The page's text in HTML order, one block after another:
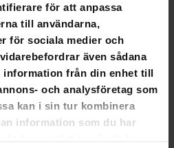
för att anpassa
till användarna,
för sociala medier och
även sådana
information från din enhet till
och analysföretag som
kan i sin tur kombinera
information som du har
skivstång 20kg
20kg